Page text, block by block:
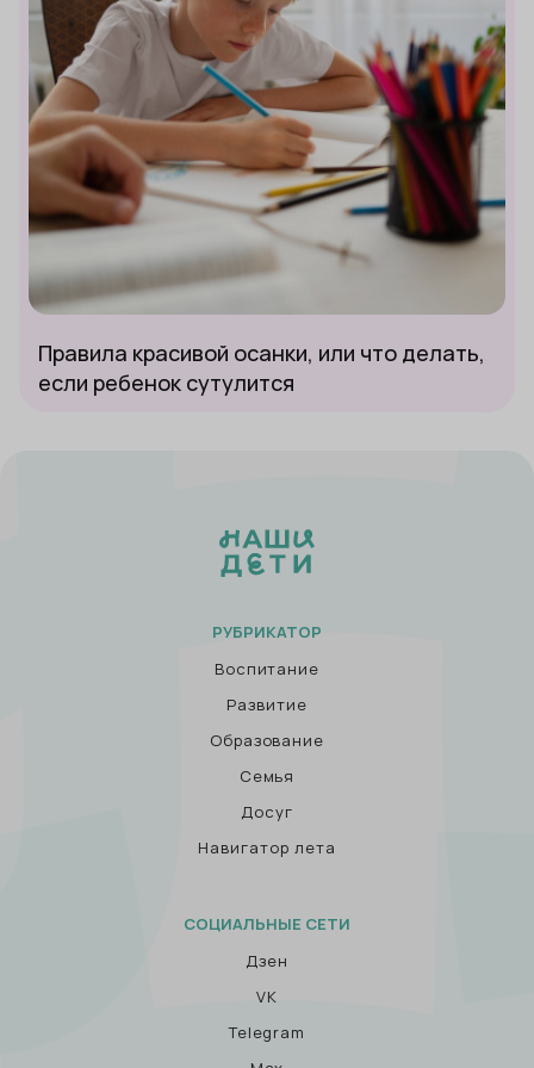
Правила красивой осанки, или что делать,
если ребенок сутулится
РУБРИКАТОР
Воспитание
Развитие
Образование
Семья
Досуг
Навигатор лета
СОЦИАЛЬНЫЕ СЕТИ
Дзен
VK
Telegram